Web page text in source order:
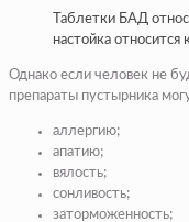
Таблетки БАД
настойка относится
Однако если человек не
препараты пустырника
аллергию;
апатию;
вялость;
сонливость;
заторможенность;